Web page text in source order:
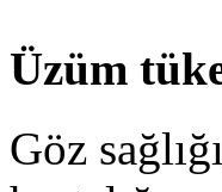
Üzüm
Göz